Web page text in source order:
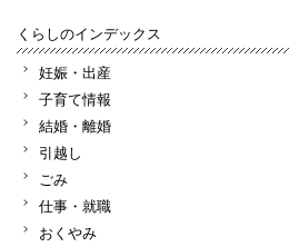
くらしのインデックス
妊娠・出産
子育て情報
結婚・離婚
引越し
ごみ
仕事・就職
おくやみ